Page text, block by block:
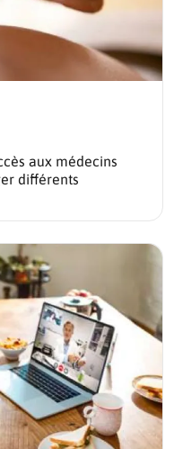
aux médecins
différents